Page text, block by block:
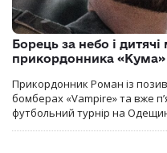
Борець за небо і дитячі
прикордонника «Кума»
Прикордонник Роман із
бомберах «Vampire» та вже
футбольний турнір на